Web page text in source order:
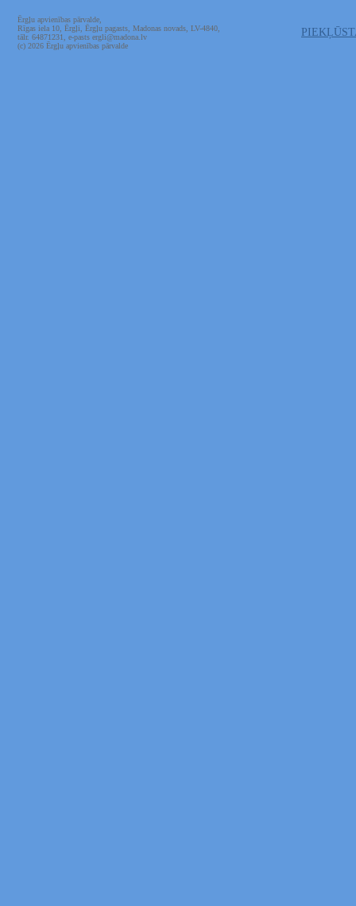
Ērgļu apvienības pārvalde,
Rīgas iela 10, Ērgļi, Ērgļu pagasts, Madonas novads, LV-4840,
tālr. 64871231, e-pasts ergli@madona.lv
(c) 2026 Ērgļu apvienības pārvalde